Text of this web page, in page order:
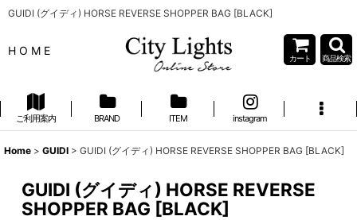
GUIDI (グイディ) HORSE REVERSE SHOPPER BAG [BLACK]
H O M E
カート 商品検索
ご利用案内 BRAND ITEM instagram
Home > GUIDI > GUIDI (グイディ) HORSE REVERSE SHOPPER BAG [BLACK]
GUIDI (グイディ) HORSE REVERSE
SHOPPER BAG [BLACK]